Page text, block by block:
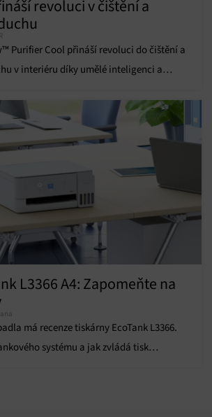
údajů z jiných zdrojů
zařízení, Identifikace
přenášených
předcházení a zjišťování
údajů.
revoluci v čištění a
Purifier Cool přináší revoluci do čištění a
v interiéru díky umělé inteligenci a
L3366 A4: Zapomeňte na
má recenze tiskárny EcoTank L3366.
systému a jak zvládá tisk